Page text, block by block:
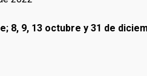
8, 9, 13 octubre y 31 de